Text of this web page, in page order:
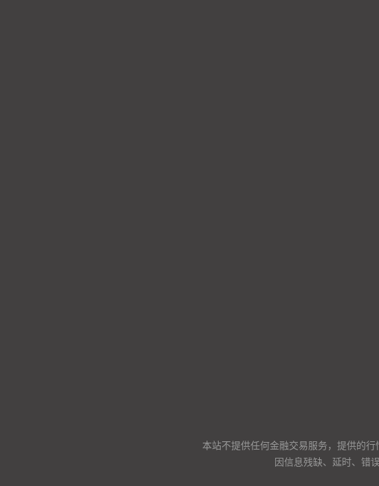
本站不提供任何金融交易服务，提供的
因信息残缺、延时、错